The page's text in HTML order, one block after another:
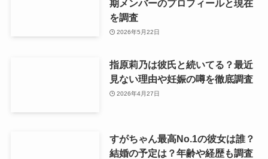
期メンバーのプロフィールと現在
を調査
2026年5月22日
指原莉乃は彼氏と続いてる？最近
見ない理由や妊娠の噂を徹底調査
2026年4月27日
すがちゃん最高No.1の彼女は誰？
結婚の予定は？年齢や経歴も調査